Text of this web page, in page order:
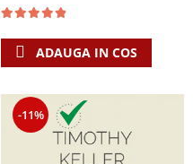
ADAUGA IN COS
-11%